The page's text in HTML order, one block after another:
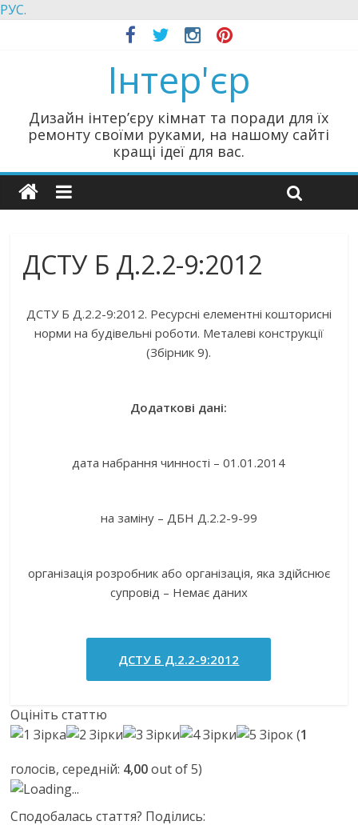
РУС.
Інтер'єр
Дизайн інтер’єру кімнат та поради для їх
ремонту своїми руками, на нашому сайті
кращі ідеї для вас.
ДСТУ Б Д.2.2-9:2012
ДСТУ Б Д.2.2-9:2012. Ресурсні елементні кошторисні
норми на будівельні роботи. Металеві конструкції
(Збірник 9).
Додаткові дані:
дата набрання чинності – 01.01.2014
на заміну – ДБН Д.2.2-9-99
організація розробник або організація, яка здійснює
супровід – Немає даних
ДСТУ Б Д.2.2-9:2012
Оцініть статтю
(1
голосів, середній: 4,00out of 5)
Loading...
Сподобалась стаття? Поділись: